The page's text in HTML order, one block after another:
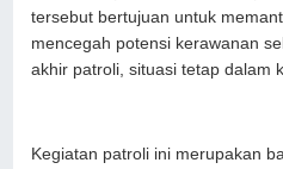
tersebut bertujuan untuk
mencegah potensi kerawanan
akhir patroli, situasi tetap dalam
Kegiatan patroli ini merupakan